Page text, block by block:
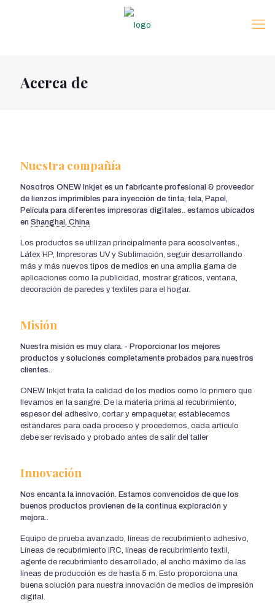
Acerca de
Nuestra compañía
Nosotros ONEW Inkjet es un fabricante profesional & proveedor
de lienzos imprimibles para inyección de tinta, tela, Papel,
Película para diferentes impresoras digitales.. estamos ubicados
en Shanghai, China
Los productos se utilizan principalmente para ecosolventes.,
Látex HP, Impresoras UV y Sublimación, seguir desarrollando
más y más nuevos tipos de medios en una amplia gama de
aplicaciones como la publicidad, mostrar gráficos, ventana,
decoración de paredes y textiles para el hogar.
Misión
Nuestra misión es muy clara. - Proporcionar los mejores
productos y soluciones completamente probados para nuestros
clientes..
ONEW Inkjet trata la calidad de los medios como lo primero que
llevamos en la sangre. De la materia prima al recubrimiento,
espesor del adhesivo, cortar y empaquetar, establecemos
estándares para cada proceso y procedemos, cada artículo
debe ser revisado y probado antes de salir del taller
Innovación
Nos encanta la innovación. Estamos convencidos de que los
buenos productos provienen de la continua exploración y
mejora..
Equipo de prueba avanzado, líneas de recubrimiento adhesivo,
Líneas de recubrimiento IRC, líneas de recubrimiento textil,
agente de recubrimiento desarrollado, el ancho máximo de las
líneas de producción es de hasta 5 m. Esto proporciona una
buena solución para nuestra innovación de medios de impresión
digital.